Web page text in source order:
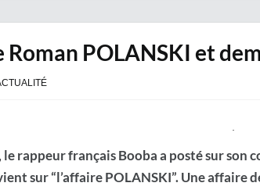
Roman POLANSKI et
rappeur français Booba a posté sur son
sur “l’affaire POLANSKI”. Une